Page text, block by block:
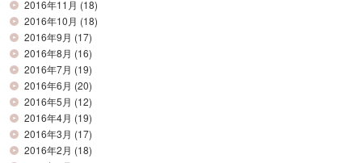
2016年11月 (18)
2016年10月 (18)
2016年9月 (17)
2016年8月 (16)
2016年7月 (19)
2016年6月 (20)
2016年5月 (12)
2016年4月 (19)
2016年3月 (17)
2016年2月 (18)